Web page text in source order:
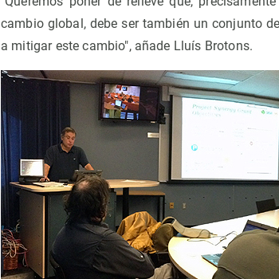
cambio global, debe ser también un conjunto
a mitigar este cambio", añade Lluís Brotons.